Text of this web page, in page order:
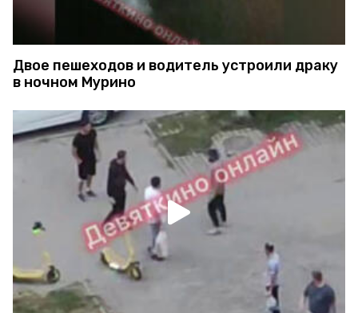
Двое пешеходов и водитель устроили драку
в ночном Мурино